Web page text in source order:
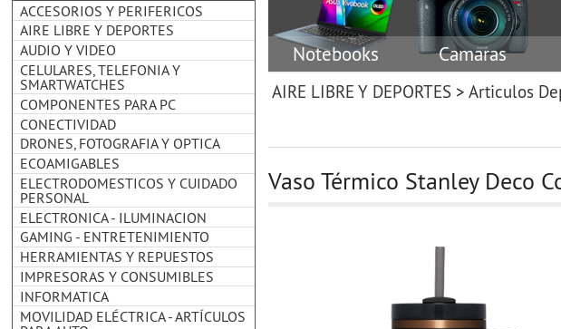
ACCESORIOS Y PERIFERICOS
AIRE LIBRE Y DEPORTES
AUDIO Y VIDEO
CELULARES, TELEFONIA Y
SMARTWATCHES
COMPONENTES PARA PC
CONECTIVIDAD
DRONES, FOTOGRAFIA Y OPTICA
ECOAMIGABLES
ELECTRODOMESTICOS Y CUIDADO
PERSONAL
ELECTRONICA - ILUMINACION
GAMING - ENTRETENIMIENTO
HERRAMIENTAS Y REPUESTOS
IMPRESORAS Y CONSUMIBLES
INFORMATICA
MOVILIDAD ELÉCTRICA - ARTÍCULOS
Notebooks Camaras
AIRE LIBRE Y DEPORTES > Articulos
Vaso Térmico Stanley Deco